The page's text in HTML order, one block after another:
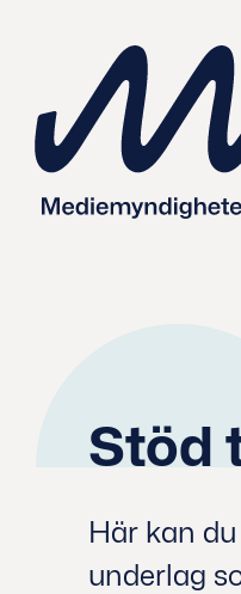
Stöd
Här kan
underlag